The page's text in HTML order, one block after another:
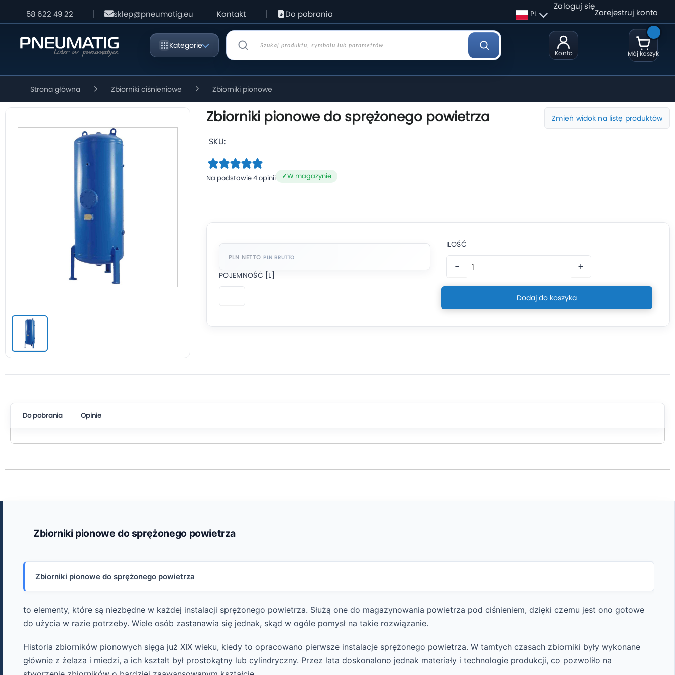
58 622 49 22 sklep@pneumatig.eu Kontakt Do pobrania
Kategorie
Konto
PL
Zaloguj się
Zarejestruj konto
Mój koszyk
Strona główna Zbiorniki ciśnieniowe Zbiorniki pionowe
Zbiorniki pionowe do sprężonego powietrza Zmień widok na listę produktów
SKU:
Na podstawie 4 opinii W magazynie
PLN NETTO
POJEMNOŚĆ [L]
ILOŚĆ
− +
Dodaj do koszyka
Do pobrania Opinie
Zbiorniki pionowe do sprężonego powietrza
Zbiorniki pionowe do sprężonego powietrza
to elementy, które są niezbędne w każdej instalacji sprężonego powietrza. Służą one do magazynowania powietrza pod ciśnieniem, dzięki czemu jest ono gotowe
do użycia w razie potrzeby. Wiele osób zastanawia się jednak, skąd w ogóle pomysł na takie rozwiązanie.
Historia zbiorników pionowych sięga już XIX wieku, kiedy to opracowano pierwsze instalacje sprężonego powietrza. W tamtych czasach zbiorniki były wykonane
głównie z żelaza i miedzi, a ich kształt był prostokątny lub cylindryczny. Przez lata doskonalono jednak materiały i technologie produkcji, co pozwoliło na